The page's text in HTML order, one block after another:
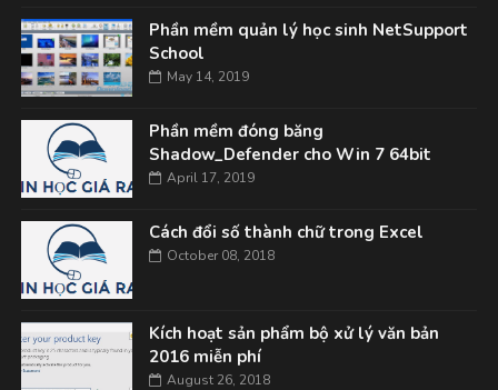
Phần mềm quản lý học sinh NetSupport
School
May 14, 2019
Phần mềm đóng băng
Shadow_Defender cho Win 7 64bit
April 17, 2019
Cách đổi số thành chữ trong Excel
October 08, 2018
Kích hoạt sản phẩm bộ xử lý văn bản
2016 miễn phí
August 26, 2018